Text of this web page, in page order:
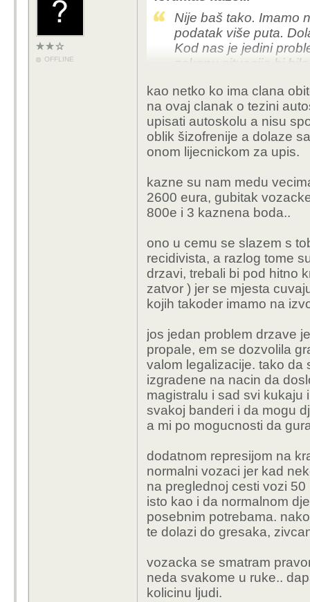
OFFLINE
Nije baš tako. Imamo
podatak više puta.
Kod nas je jedini
zakonu situacija bi
neregistriranom autu.
dobio osam mjeseci
troškova.
Da je dobio tri godine
koja bi saznala za
pješečkog prijelaza,
cesti.
mentalitetu i idiotluku.
frustracija i to prolazi
Za pre brzu vožnju
ponovi treći puta.
dobio kaznu.
kao netko ko ima clana
na ovaj clanak o tezini
upisati autoskolu a nisu
oblik šizofrenije a dolaze
onom lijecnickom za upis.
kazne su nam medu
2600 eura, gubitak
800e i 3 kaznena boda..
ono u cemu se slazem s
recidivista, a razlog tome
drzavi, trebali bi pod hitno
zatvor ) jer se mjesta
kojih takoder imamo na
jos jedan problem drzave
propale, em se dozvolila
valom legalizacije. tako da
izgradene na nacin da
magistralu i sad svi kukaju
svakoj banderi i da mogu
a mi po mogucnosti da
dodatnom represijom na
normalni vozaci jer kad
na preglednoj cesti vozi
isto kao i da normalnom
posebnim potrebama.
te dolazi do gresaka,
vozacka se smatram
neda svakome u ruke..
kolicinu ljudi.